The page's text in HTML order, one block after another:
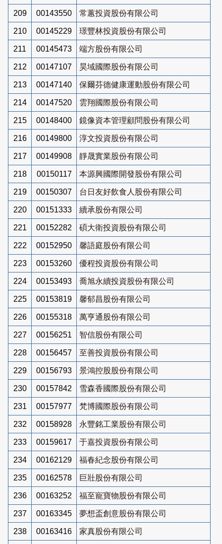
209 00143550 常蕙投資股份有限公司
210 00145229 璟豐林投資股份有限公司
211 00145473 端方股份有限公司
212 00147107 昊域國際股份有限公司
213 00147140 保爾芬德健康運動股份有限公司
214 00147520 雲翔國際股份有限公司
215 00148400 鏡像資本管理顧問股份有限公司
216 00149800 淳文投資股份有限公司
217 00149908 靜晟實業股份有限公司
218 00150117 本源興國際開發股份有限公司
219 00150307 台日友好飲食人股份有限公司
220 00151333 續承股份有限公司
221 00152282 碩大衛投資股份有限公司
222 00152950 馨語庭股份有限公司
223 00153260 優程投資股份有限公司
224 00153493 喬旭永續投資股份有限公司
225 00153819 馨郁昌股份有限公司
226 00155318 萬亨通股份有限公司
227 00156251 智信股份有限公司
228 00156457 至善投資股份有限公司
229 00156793 景鴻控股股份有限公司
230 00157842 雪森香國際股份有限公司
231 00157977 梵博國際股份有限公司
232 00158928 永豐銘工業股份有限公司
233 00159617 于嘉投資股份有限公司
234 00162129 福春紀念股份有限公司
235 00162578 巨壯股份有限公司
236 00163252 福至寵寶物股份有限公司
237 00163345 夢想盃創意股份有限公司
238 00163416 家真股份有限公司